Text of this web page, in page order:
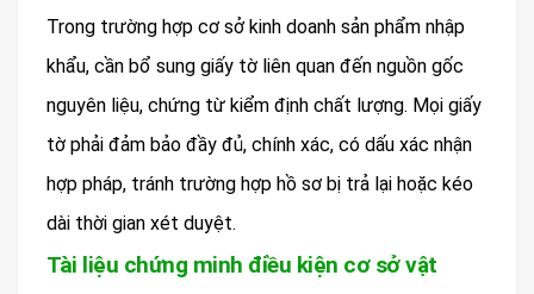
Trong trường hợp cơ sở kinh doanh sản phẩm nhập
khẩu, cần bổ sung giấy tờ liên quan đến nguồn gốc
nguyên liệu, chứng từ kiểm định chất lượng. Mọi giấy
tờ phải đảm bảo đầy đủ, chính xác, có dấu xác nhận
hợp pháp, tránh trường hợp hồ sơ bị trả lại hoặc kéo
dài thời gian xét duyệt.
Tài liệu chứng minh điều kiện cơ sở vật